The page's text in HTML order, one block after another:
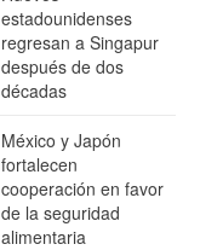
estadounidenses
regresan a Singapur
después de dos
décadas
México y Japón
fortalecen
cooperación en favor
de la seguridad
alimentaria